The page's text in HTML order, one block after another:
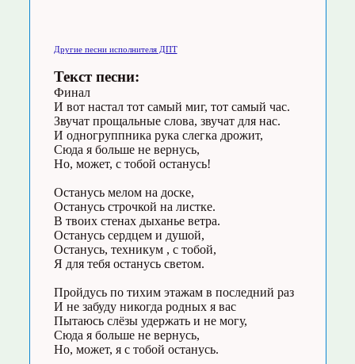
Другие песни исполнителя ДПТ
Текст песни:
Финал
И вот настал тот самый миг, тот самый час.
Звучат прощальные слова, звучат для нас.
И одногруппника рука слегка дрожит,
Сюда я больше не вернусь,
Но, может, с тобой останусь!
Останусь мелом на доске,
Останусь строчкой на листке.
В твоих стенах дыханье ветра.
Останусь сердцем и душой,
Останусь, техникум , с тобой,
Я для тебя останусь светом.
Пройдусь по тихим этажам в последний раз
И не забуду никогда родных я вас
Пытаюсь слёзы удержать и не могу,
Сюда я больше не вернусь,
Но, может, я с тобой останусь.